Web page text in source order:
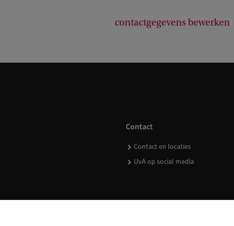
contactgegevens bewerken
Contact
Contact en locaties
UvA op social media